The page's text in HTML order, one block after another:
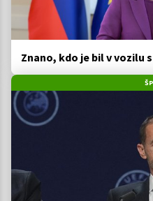
Znano, kdo je bil v vozilu